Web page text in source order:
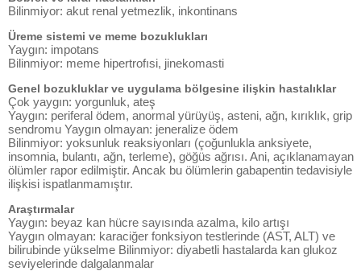
Bilinmiyor: akut renal yetmezlik, inkontinans
Üreme sistemi ve meme bozuklukları
Yaygın: impotans
Bilinmiyor: meme hipertrofısi, jinekomasti
Genel bozukluklar ve uygulama bölgesine ilişkin hastalıklar
Çok yaygın: yorgunluk, ateş
Yaygın: periferal ödem, anormal yürüyüş, asteni, ağn, kırıklık, grip
sendromu Yaygın olmayan: jeneralize ödem
Bilinmiyor: yoksunluk reaksiyonları (çoğunlukla anksiyete,
insomnia, bulantı, ağn, terleme), göğüs ağrısı. Ani, açıklanamayan
ölümler rapor edilmiştir. Ancak bu ölümlerin gabapentin tedavisiyle
ilişkisi ispatlanmamıştır.
Araştırmalar
Yaygın: beyaz kan hücre sayısında azalma, kilo artışı
Yaygın olmayan: karaciğer fonksiyon testlerinde (AST, ALT) ve
bilirubinde yükselme Bilinmiyor: diyabetli hastalarda kan glukoz
seviyelerinde dalgalanmalar